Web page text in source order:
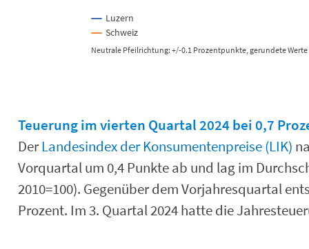
Neutrale Pfeilrichtung: +/-0.1 Prozentpunkte, gerundete Werte
Luzern
Schweiz
Teuerung im vierten Quartal 2024 bei 0,7
DerLandesindex der Konsumentenpreise (LIK)
Vorquartal um 0,4 Punkte ab und lag im
2010=100). Gegenüber dem Vorjahresquartal
Prozent. Im 3. Quartal 2024 hatte die